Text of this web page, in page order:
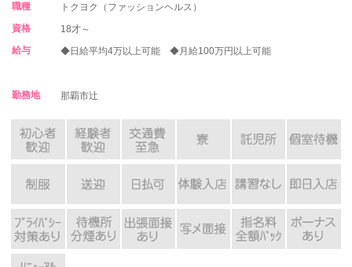
職種
トクヨク（ファッションヘルス）
資格
18才～
給与
◆日給平均4万以上可能 ◆月給100万円以上可能
勤務地 那覇市辻